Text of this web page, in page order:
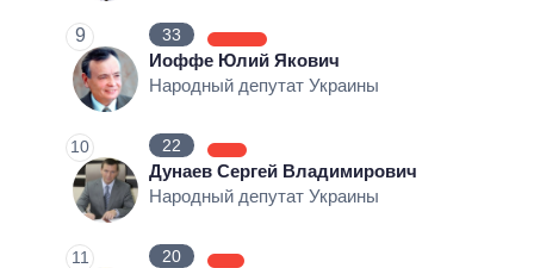
9 33
Иоффе Юлий Якович
Народный депутат Украины
10 22
Дунаев Сергей Владимирович
Народный депутат Украины
11 20